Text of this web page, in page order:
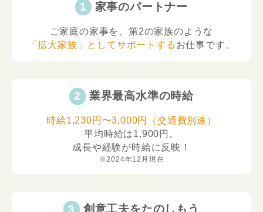
家事のパートナー
ご家庭の家事を、第2の家族のような
「拡大家族」としてサポートする お仕事です。
業界最高水準の時給
時給1,230円〜3,000円（交通費別途）
平均時給は1,900円。
成長や経験が時給に反映！
※2024年12月現在
創意工夫をたのしもう